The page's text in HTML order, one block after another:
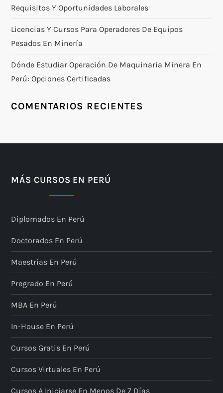
Requisitos Y Oportunidades Laborales
Licencias Y Cursos Para Operadores De Equipos
Pesados En Minería
Dónde Estudiar Operación De Maquinaria Minera En
Perú: Opciones Certificadas
COMENTARIOS RECIENTES
MÁS CURSOS EN PERÚ
Diplomados En Perú
Doctorados En Perú
Maestrías En Perú
Pregrado En Perú
MBA En Perú
In-House En Perú
Cursos Gratis En Perú
Cursos Virtuales En Perú
Cursos A Iniciarse En Menos De 7 Días